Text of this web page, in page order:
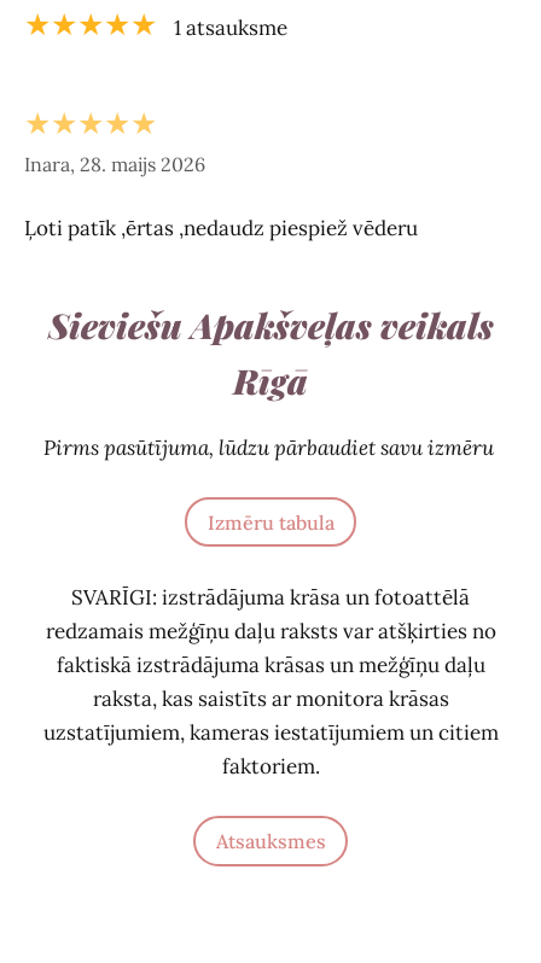
Sieviešu Apakšveļas veikals
Rīgā
Pirms pasūtījuma, lūdzu pārbaudiet savu izmēru
Izmēru tabula
SVARĪGI: izstrādājuma krāsa un fotoattēlā
redzamais mežģīņu daļu raksts var atšķirties no
faktiskā izstrādājuma krāsas un mežģīņu daļu
raksta, kas saistīts ar monitora krāsas
uzstatījumiem, kameras iestatījumiem un citiem
faktoriem.
Atsauksmes
★★★★★ 1 atsauksme
★★★★★
Inara, 28. maijs 2026
Ļoti patīk ,ērtas ,nedaudz piespiež vēderu